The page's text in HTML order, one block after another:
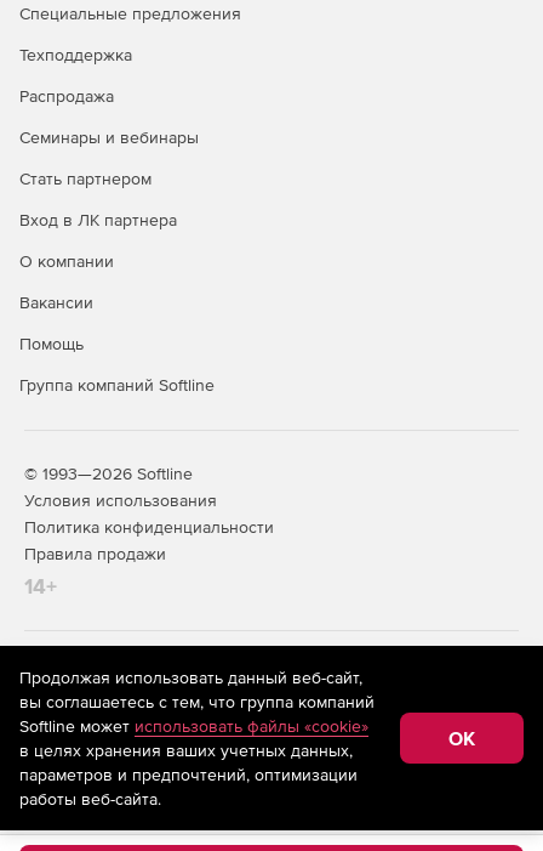
Специальные предложения
Техподдержка
Распродажа
Семинары и вебинары
Стать партнером
Вход в ЛК партнера
О компании
Вакансии
Помощь
Группа компаний Softline
© 1993—2026 Softline
Условия использования
Политика конфиденциальности
Правила продажи
14+
На информационном ресурсе store.softline.ru применяются
рекомендательные технологии
(информационные технологии
предоставления информации на основе сбора,
систематизации и анализа сведений, относящихся к
предпочтениям пользователей сети «Интернет»,
находящихся на территории Российской Федерации)
Продолжая использовать данный веб-сайт,
вы соглашаетесь с тем, что группа компаний
Softline может использовать файлы «cookie»
в целях хранения ваших учетных данных,
параметров и предпочтений, оптимизации
работы веб-сайта.
OK